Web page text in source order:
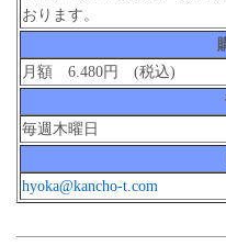
おります。
月額 6.480円 (税込)
毎週木曜日
hyoka@kancho-t.com